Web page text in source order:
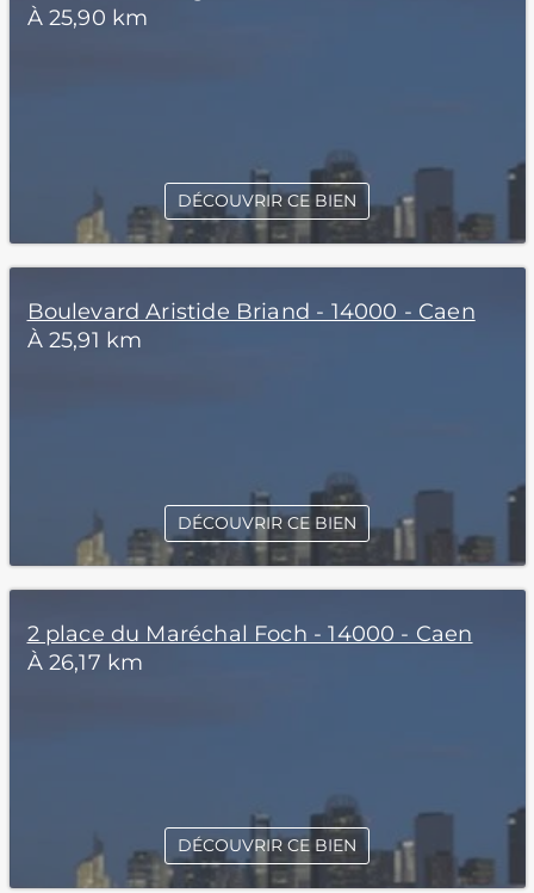
À 25,90 km
DÉCOUVRIR CE BIEN
Boulevard Aristide Briand - 14000 - Caen
À 25,91 km
DÉCOUVRIR CE BIEN
2 place du Maréchal Foch - 14000 - Caen
À 26,17 km
DÉCOUVRIR CE BIEN